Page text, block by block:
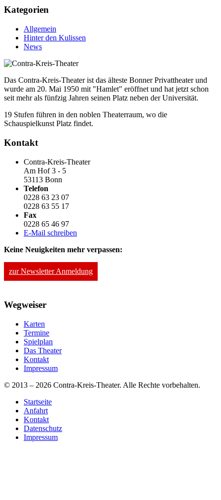
Kategorien
Allgemein
Hinter den Kulissen
News
Das Contra-Kreis-Theater ist das älteste Bonner Privattheater und
wurde am 20. Mai 1950 mit "Hamlet" eröffnet und hat jetzt schon
seit mehr als fünfzig Jahren seinen Platz neben der Universität.
19 Stufen führen in den noblen Theaterraum, wo die
Schauspielkunst Platz findet.
Kontakt
Contra-Kreis-Theater
Am Hof 3 - 5
53113 Bonn
Telefon
0228 63 23 07
0228 63 55 17
Fax
0228 65 46 97
E-Mail schreiben
Keine Neuigkeiten mehr verpassen:
zur Newsletter Anmeldung
Wegweiser
Karten
Termine
Spielplan
Das Theater
Kontakt
Impressum
© 2013 – 2026 Contra-Kreis-Theater. Alle Rechte vorbehalten.
Startseite
Anfahrt
Kontakt
Datenschutz
Impressum